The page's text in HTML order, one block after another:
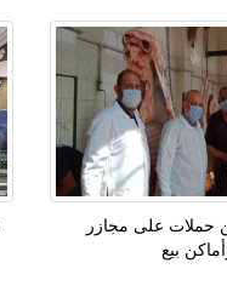
حملات على مجازر
بيع